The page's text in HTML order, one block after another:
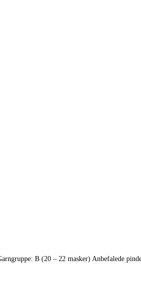
B (20 – 22 masker) Anbefalede